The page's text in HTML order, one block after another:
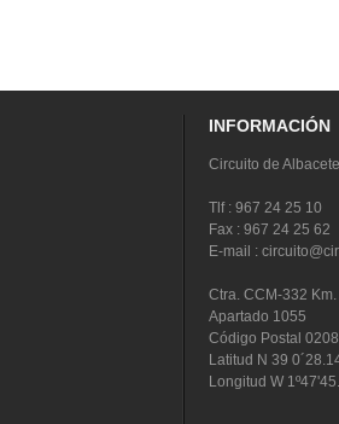
INFORMACIÓN
Circuito de Albacete
Tlf : 967 24 25 10
Fax : 967 24 25 62
E-mail :
Ctra. CCM-332
Apartado 1055
Código Postal
Latitud N 39
Longitud W